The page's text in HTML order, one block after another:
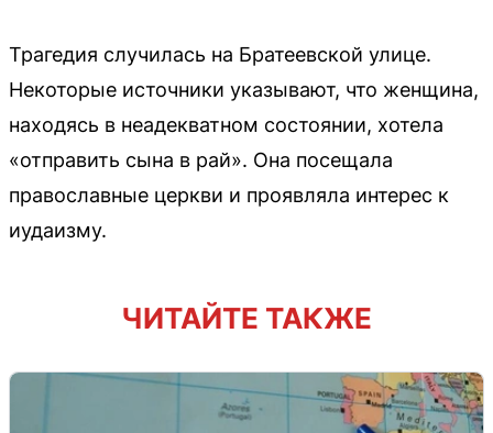
Трагедия случилась на Братеевской улице.
Некоторые источники указывают, что женщина,
находясь в неадекватном состоянии, хотела
«отправить сына в рай». Она посещала
православные церкви и проявляла интерес к
иудаизму.
ЧИТАЙТЕ ТАКЖЕ